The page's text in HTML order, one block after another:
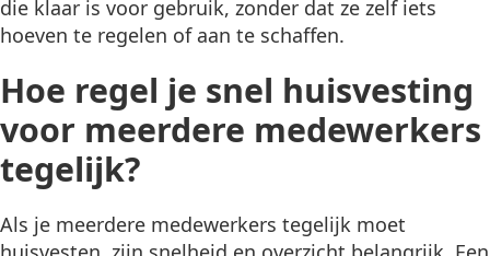
die klaar is voor gebruik, zonder dat ze zelf iets
hoeven te regelen of aan te schaffen.
Hoe regel je snel huisvesting
voor meerdere medewerkers
tegelijk?
Als je meerdere medewerkers tegelijk moet